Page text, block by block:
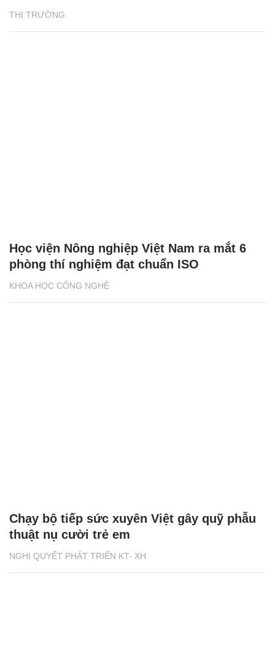
THỊ TRƯỜNG
KHOA HỌC CÔNG NGHỆ
Học viện Nông nghiệp Việt Nam ra mắt 6
phòng thí nghiệm đạt chuẩn ISO
NGHỊ QUYẾT PHÁT TRIỂN KT- XH
Chạy bộ tiếp sức xuyên Việt gây quỹ phẫu
thuật nụ cười trẻ em